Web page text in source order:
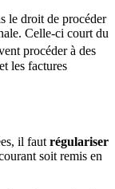
le droit de procéder
Celle-ci court du
procéder à des
les factures
il faut régulariser
soit remis en